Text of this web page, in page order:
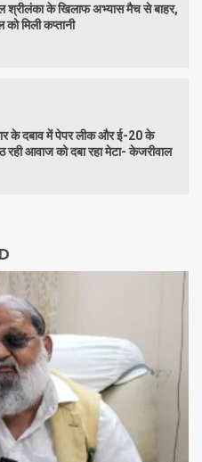
श्रीलंका के खिलाफ अभ्यास मैच से बाहर,
मिली कप्तानी
के दबाव में पेपर लीक और ई-20 के
रही आवाज को दबा रहा मेटा- केजरीवाल